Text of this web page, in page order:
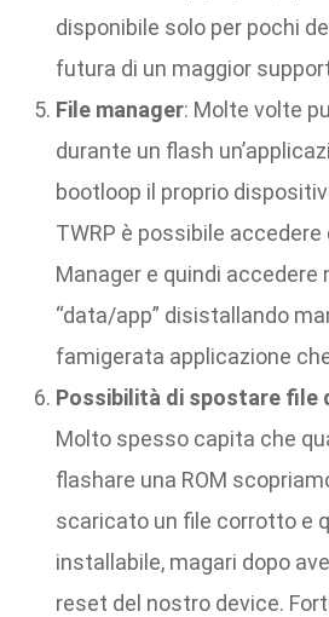
disponibile solo per pochi
futura di un maggior
File manager: Molte volte
durante un flash
bootloop il proprio
TWRP è possibile
Manager e quindi accedere
“data/app” disistallando
famigerata applicazione
Possibilità di spostare file
Molto spesso capita che
flashare una ROM
scaricato un file corrotto e
installabile, magari dopo
reset del nostro device.